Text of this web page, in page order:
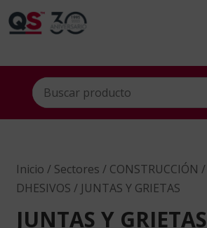
Inicio / Sectores / CONSTRUCCIÓN /
DHESIVOS / JUNTAS Y GRIETAS
JUNTAS Y GRIETAS